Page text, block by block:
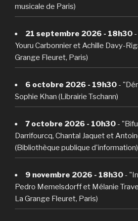
musicale de Paris)
21 septembre 2026 - 18h30
Youru Carbonnier et Achille Davy-
Grange Fleuret, Paris)
6 octobre 2026 - 19h30 -
Sophie Khan (Librairie Tschann)
7 octobre 2026 - 10h30 -
Darrifourcq, Chantal Jaquet et
(Bibliothèque publique d'information)
9 novembre 2026 - 18h30 -
Pedro Memelsdorff et Mélanie
La Grange Fleuret, Paris)